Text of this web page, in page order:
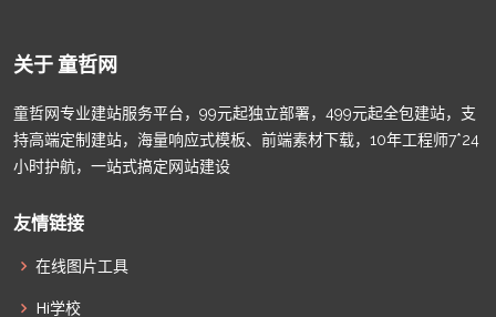
关于 童哲网
童哲网专业建站服务平台，99元起独立部署，499元起全包建站，支
持高端定制建站，海量响应式模板、前端素材下载，10年工程师7*24
小时护航，一站式搞定网站建设
友情链接
在线图片工具
Hi学校